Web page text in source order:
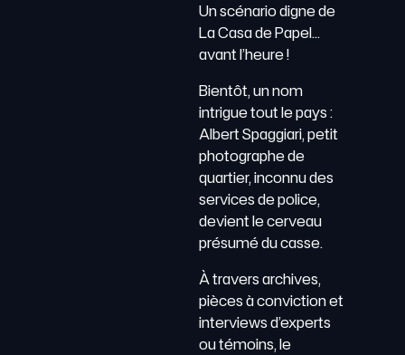
Un scénario digne de
La Casa de Papel…
avant l’heure !
Bientôt, un nom
intrigue tout le pays :
Albert Spaggiari, petit
photographe de
quartier, inconnu des
services de police,
devient le cerveau
présumé du casse.
À travers archives,
pièces à conviction et
interviews d’experts
ou témoins, le